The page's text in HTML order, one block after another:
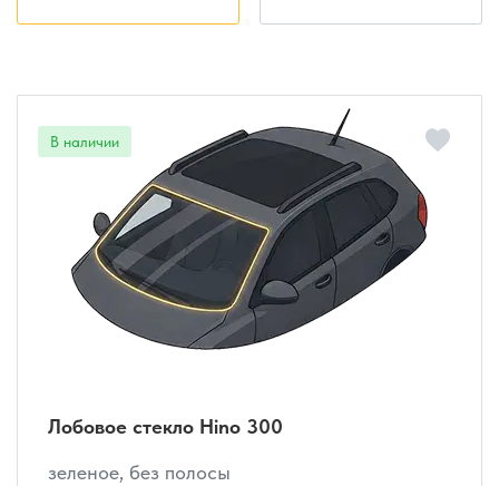
Лобовое стекло Hino 300
зеленое, без полосы